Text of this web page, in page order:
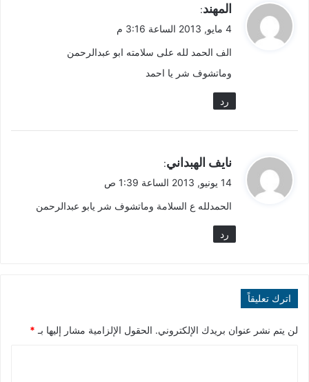
ي
ق
ل
المهند:
4 مايو, 2013 الساعة 3:16 م
الف الحمد لله على سلامته ابو عبدالرحمن
وماتشوف شر يا احمد
رد
ي
ق
ل
نايف الهبداني:
14 يونيو, 2013 الساعة 1:39 ص
الحمدلله ع السلامة وماتشوف شر يابو عبدالرحمن
رد
اترك تعليقاً
لن يتم نشر عنوان بريدك الإلكتروني. الحقول الإلزامية مشار إليها بـ *